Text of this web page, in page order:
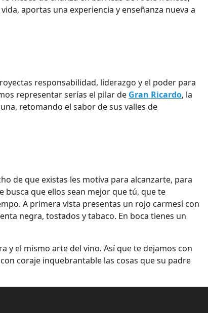
aportas una experiencia y enseñanza nueva a
responsabilidad, liderazgo y el poder para
representar serías el pilar de Gran Ricardo, la
retomando el sabor de sus valles de
de que existas les motiva para alcanzarte, para
busca que ellos sean mejor que tú, que te
A primera vista presentas un rojo carmesí con
negra, tostados y tabaco. En boca tienes un
y el mismo arte del vino. Así que te dejamos con
coraje inquebrantable las cosas que su padre